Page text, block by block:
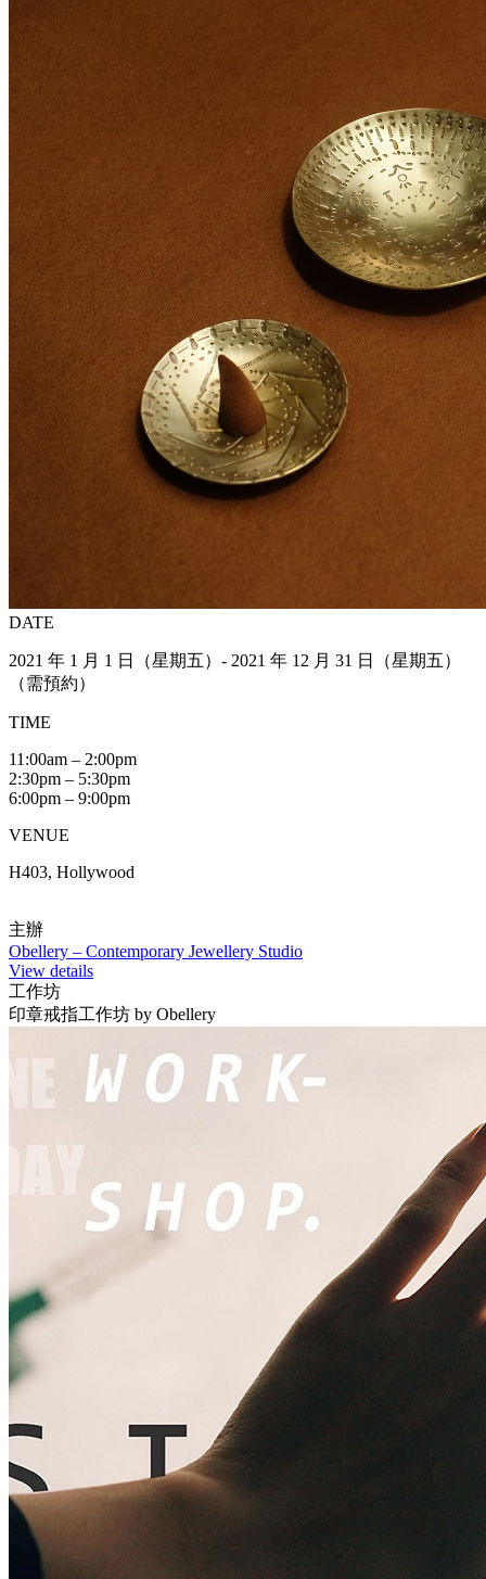
DATE
2021 年 1 月 1 日（星期五）- 2021 年 12 月 31 日（星期五）
（需預約）
TIME
11:00am – 2:00pm
2:30pm – 5:30pm
6:00pm – 9:00pm
VENUE
H403, Hollywood
主辦
Obellery – Contemporary Jewellery Studio
View details
工作坊
印章戒指工作坊 by Obellery